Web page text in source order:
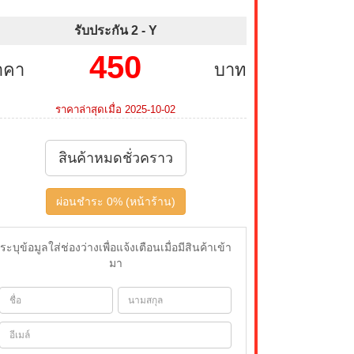
รับประกัน 2 - Y
คา บาท
450
ราคาล่าสุดเมื่อ 2025-10-02
สินค้าหมดชั่วคราว
ผ่อนชำระ 0% (หน้าร้าน)
ระบุข้อมูลใส่ช่องว่างเพื่อแจ้งเตือนเมื่อมีสินค้าเข้า
มา